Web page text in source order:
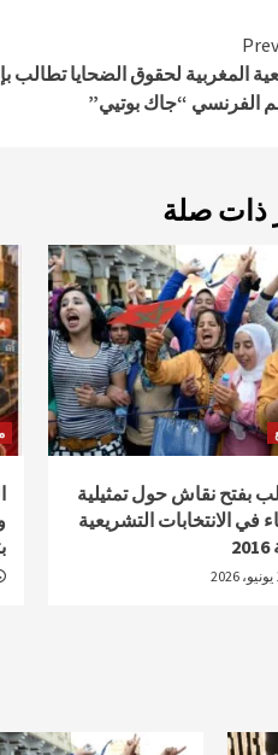
المغربية لحقوق الضحايا تطالب
الفرنسي “جاك بوتيي”
ذات صلة
بفتح نقاش حول تمثيلية
في الانتخابات التشريعية